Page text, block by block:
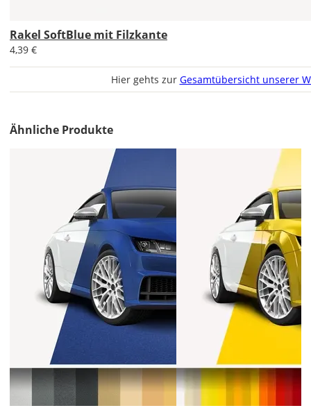
Rakel SoftBlue mit Filzkante
4,39 €
Hier gehts zur Gesamtübersicht unserer
Ähnliche Produkte